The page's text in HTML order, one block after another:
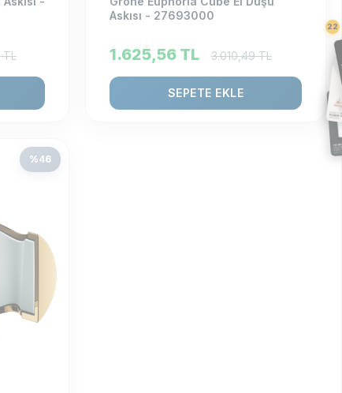
22
TL
Askısı - 27693000
1.625,56TL 3.010,49TL
SEPETE EKLE
%46